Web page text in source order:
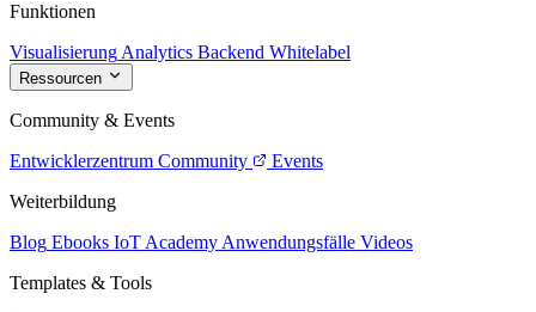
Funktionen
Visualisierung Analytics Backend Whitelabel
Ressourcen
Community & Events
Entwicklerzentrum Community
Events
Weiterbildung
Blog Ebooks IoT Academy Anwendungsfälle Videos
Templates & Tools